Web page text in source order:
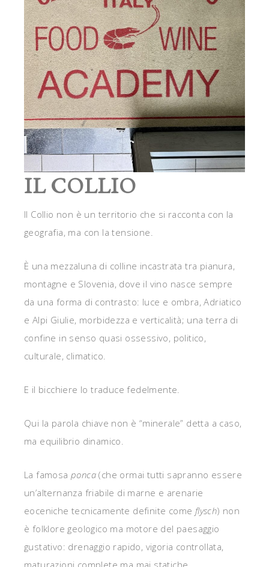
IL COLLIO
Il Collio non è un territorio che si racconta con la
geografia, ma con la tensione.
È una mezzaluna di colline incastrata tra pianura,
montagne e Slovenia, dove il vino nasce sempre
da una forma di contrasto: luce e ombra, Adriatico
e Alpi Giulie, morbidezza e verticalità; una terra di
confine in senso quasi ossessivo, politico,
culturale, climatico.
E il bicchiere lo traduce fedelmente.
Qui la parola chiave non è “minerale” detta a caso,
ma equilibrio dinamico.
La famosa ponca (che ormai tutti sapranno essere
un’alternanza friabile di marne e arenarie
eoceniche tecnicamente definite come flysch) non
è folklore geologico ma motore del paesaggio
gustativo: drenaggio rapido, vigoria controllata,
maturazioni complete ma mai statiche.